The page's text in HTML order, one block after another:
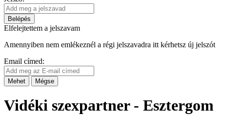
Belépés
Elfelejtettem a jelszavam
Amennyiben nem emlékeznél a régi jelszavadra itt kérhetsz új jelszót
Email címed:
Mehet Mégse
Vidéki szexpartner - Esztergom